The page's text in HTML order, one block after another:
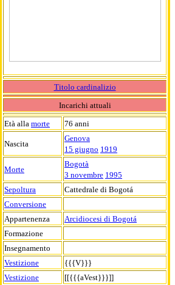
Titolo cardinalizio
Incarichi attuali
Età alla morte 76 anni
Nascita
Genova
15 giugno 1919
Morte
Bogotà
3 novembre 1995
Sepoltura
Cattedrale di Bogotá
Conversione
Appartenenza
Arcidiocesi di Bogotá
Formazione
Insegnamento
Vestizione
{{{V}}}
Vestizione
[[{{{aVest}}}]]